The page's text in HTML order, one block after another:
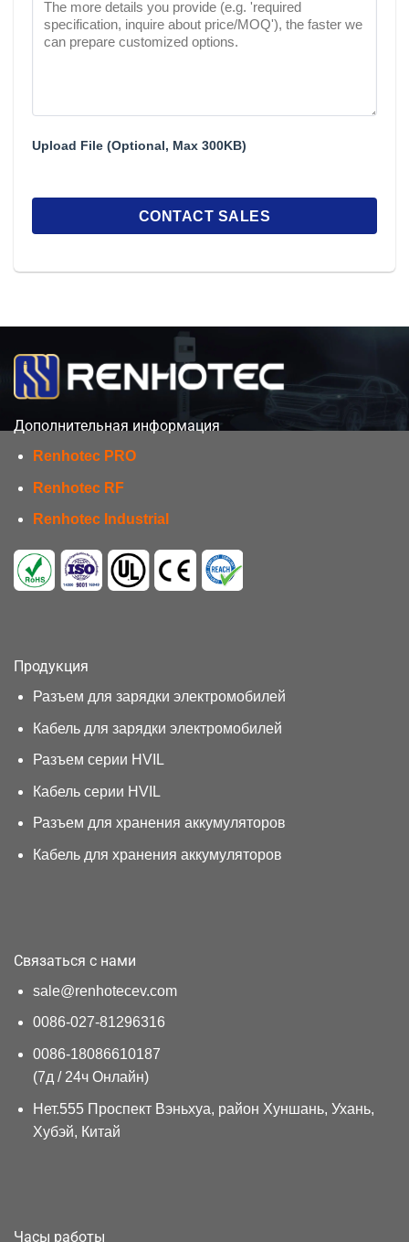
Upload File (Optional, Max 300KB)
Дополнительная информация
Renhotec PRO
Renhotec RF
Renhotec Industrial
Продукция
Разъем для зарядки электромобилей
Кабель для зарядки электромобилей
Разъем серии HVIL
Кабель серии HVIL
Разъем для хранения аккумуляторов
Кабель для хранения аккумуляторов
Связаться с нами
sale@renhotecev.com
0086-027-81296316
0086-18086610187
(7д / 24ч Онлайн)
Нет.555 Проспект Вэньхуа, район Хуншань, Ухань,
Хубэй, Китай
Часы работы